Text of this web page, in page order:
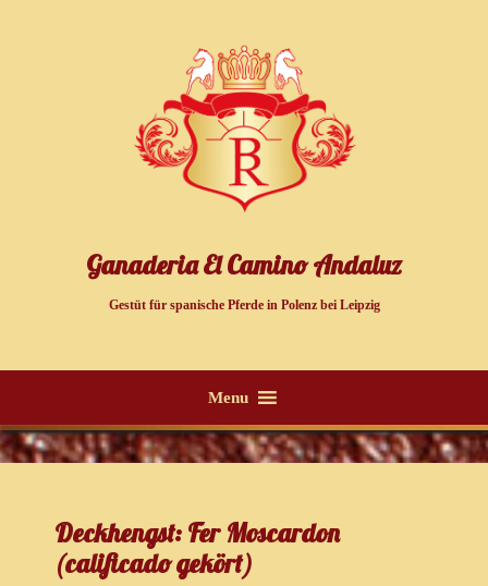
Ganaderia El Camino Andaluz
Gestüt für spanische Pferde in Polenz bei Leipzig
Deckhengst: Fer Moscardon
(calificado gekört)